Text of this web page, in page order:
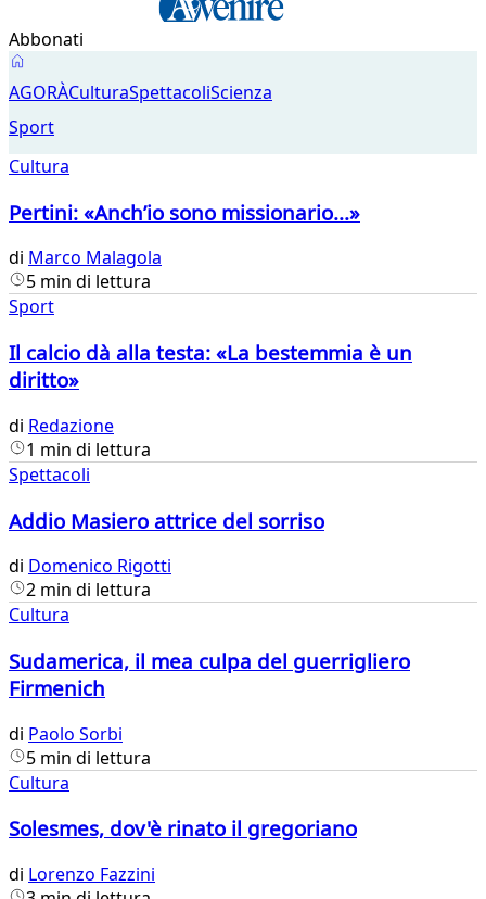
Abbonati
Agorà
AGORÀCulturaSpettacoliScienza
Sport
Cultura
Pertini: «Anch’io sono missionario...»
di Marco Malagola
5 min di lettura
Sport
Il calcio dà alla testa: «La bestemmia è un
diritto»
di Redazione
1 min di lettura
Spettacoli
Addio Masiero attrice del sorriso
di Domenico Rigotti
2 min di lettura
Cultura
Sudamerica, il mea culpa del guerrigliero
Firmenich
di Paolo Sorbi
5 min di lettura
Cultura
Solesmes, dov'è rinato il gregoriano
di Lorenzo Fazzini